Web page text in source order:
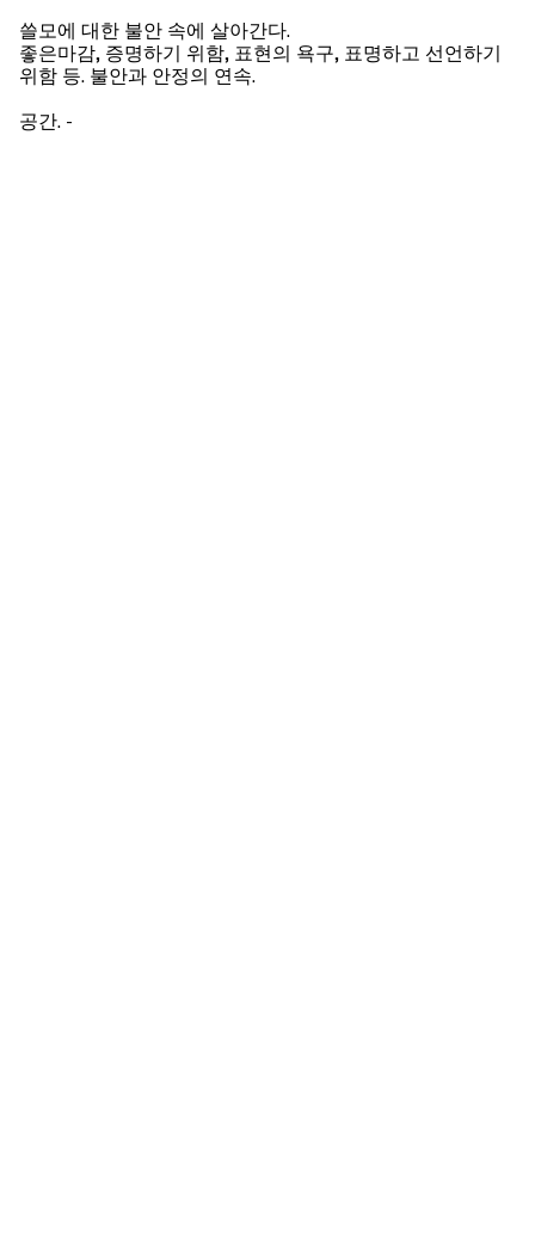
쓸모에 대한 불안 속에 살아간다.
좋은마감, 증명하기 위함, 표현의 욕구, 표명하고 선언하기
위함 등. 불안과 안정의 연속.
공간. -